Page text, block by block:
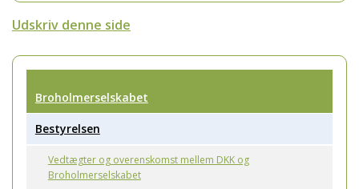
Udskriv denne side
Broholmerselskabet
Bestyrelsen
Vedtægter og overenskomst mellem DKK og
Broholmerselskabet